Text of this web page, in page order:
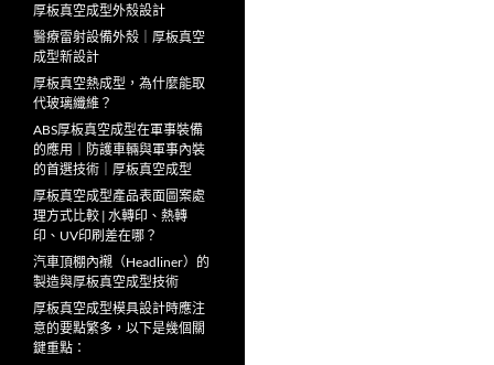
厚板真空成型外殼設計
醫療雷射設備外殼｜厚板真空
成型新設計
厚板真空熱成型，為什麼能取
代玻璃纖維？
ABS厚板真空成型在軍事裝備
的應用｜防護車輛與軍事內裝
的首選技術｜厚板真空成型
厚板真空成型產品表面圖案處
理方式比較 | 水轉印、熱轉
印、UV印刷差在哪？
汽車頂棚內襯（Headliner）的
製造與厚板真空成型技術
厚板真空成型模具設計時應注
意的要點繁多，以下是幾個關
鍵重點：